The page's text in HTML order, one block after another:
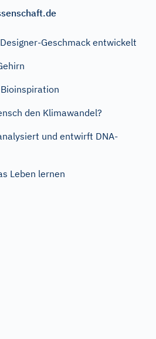
Geschmack entwickelt
den Klimawandel?
und entwirft DNA-
Leben lernen